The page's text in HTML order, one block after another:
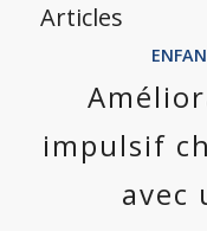
Articles
impulsif
avec